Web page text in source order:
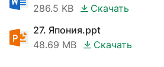
286.5 KB
Скачать
27. Япония.ppt
48.69 MB
Скачать